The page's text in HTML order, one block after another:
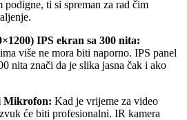
podigne, ti si spreman za rad čim
IPS ekran sa 300 nita:
više ne mora biti naporno. IPS panel
nita znači da je slika jasna čak i ako
Mikrofon: Kad je vrijeme za video
će biti profesionalni. IR kamera